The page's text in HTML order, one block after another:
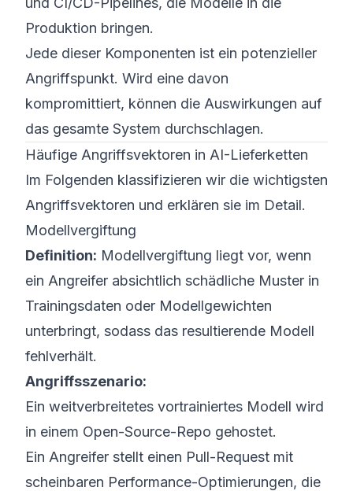
Produktion bringen.
Jede dieser Komponenten ist ein potenzieller
Angriffspunkt. Wird eine davon
kompromittiert, können die Auswirkungen auf
das gesamte System durchschlagen.
Häufige Angriffsvektoren in AI-Lieferketten
Im Folgenden klassifizieren wir die wichtigsten
Angriffsvektoren und erklären sie im Detail.
Modellvergiftung
Definition: Modellvergiftung liegt vor, wenn
ein Angreifer absichtlich schädliche Muster in
Trainingsdaten oder Modellgewichten
unterbringt, sodass das resultierende Modell
fehlverhält.
Angriffsszenario:
Ein weitverbreitetes vortrainiertes Modell wird
in einem Open-Source-Repo gehostet.
Ein Angreifer stellt einen Pull-Request mit
scheinbaren Performance-Optimierungen, die